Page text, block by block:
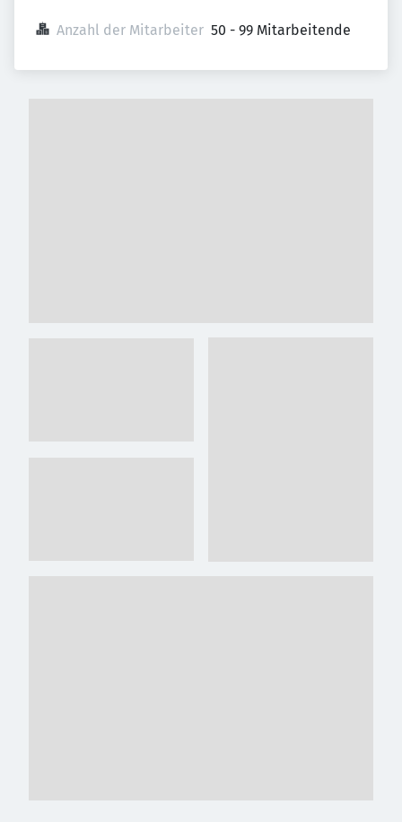
Anzahl der Mitarbeiter 50 - 99 Mitarbeitende